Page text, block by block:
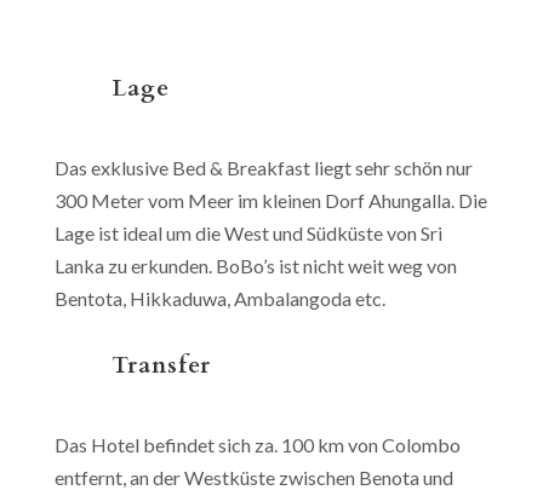
Lage
Das exklusive Bed & Breakfast liegt sehr schön nur
300 Meter vom Meer im kleinen Dorf Ahungalla. Die
Lage ist ideal um die West und Südküste von Sri
Lanka zu erkunden. BoBo’s ist nicht weit weg von
Bentota, Hikkaduwa, Ambalangoda etc.
Transfer
Das Hotel befindet sich za. 100 km von Colombo
entfernt, an der Westküste zwischen Benota und